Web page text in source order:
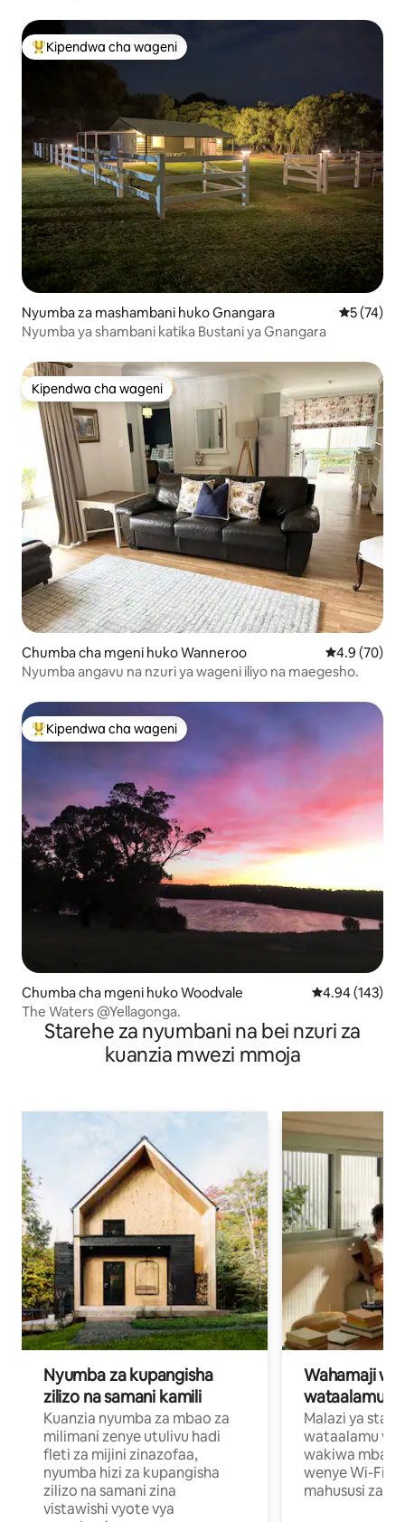
Kipendwa maarufu cha wageni
Kipendwa cha wageni
Nyumba za mashambani huko Gnangara Ukadiriaji
5 (74)
Nyumba ya shambani katika Bustani ya Gnangara
Kipendwa cha wageni
Kipendwa cha wageni
Chumba cha mgeni huko Wanneroo Ukadiriaji
4.9 (70)
Nyumba angavu na nzuri ya wageni iliyo na maegesho.
Kipendwa maarufu cha wageni
Kipendwa cha wageni
Chumba cha mgeni huko Woodvale Ukadiriaji wa
4.94 (143)
The Waters @Yellagonga.
Starehe za nyumbani na bei nzuri za
kuanzia mwezi mmoja
Nyumba za kupangisha
zilizo na samani kamili
Kuanzia nyumba za mbao za
milimani zenye utulivu hadi
fleti za mijini zinazofaa,
nyumba hizi za kupangisha
zilizo na samani zina
vistawishi vyote vya
Wahamaji
wataalamu
Malazi ya
wataalamu
wakiwa mbali
wenye Wi-Fi
mahususi za